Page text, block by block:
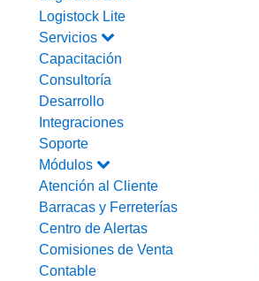
Logistock Lite
Servicios
Capacitación
Consultoría
Desarrollo
Integraciones
Soporte
Módulos
Atención al Cliente
Barracas y Ferreterías
Centro de Alertas
Comisiones de Venta
Contable